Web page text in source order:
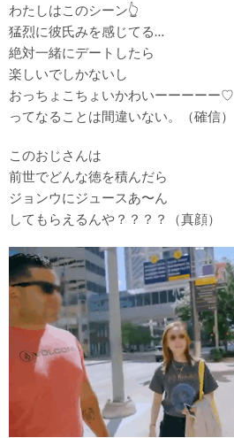
わたしはこのシーン👆
猛烈に彼氏みを感じてる…
絶対一緒にデートしたら
楽しいでしかないし
おっちょこちょいかわいーーーーー♡
ってなることは間違いない。（確信）
このおじさんは
前世でどんな徳を積んだら
ジョンウにジュースあ〜ん
してもらえるんや？？？？（真顔）